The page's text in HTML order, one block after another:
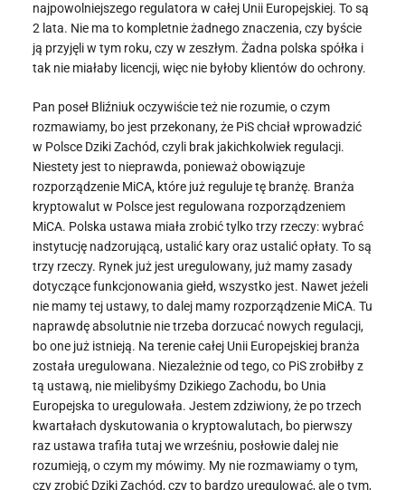
najpowolniejszego regulatora w całej Unii Europejskiej. To są
2 lata. Nie ma to kompletnie żadnego znaczenia, czy byście
ją przyjęli w tym roku, czy w zeszłym. Żadna polska spółka i
tak nie miałaby licencji, więc nie byłoby klientów do ochrony.
Pan poseł Bliźniuk oczywiście też nie rozumie, o czym
rozmawiamy, bo jest przekonany, że PiS chciał wprowadzić
w Polsce Dziki Zachód, czyli brak jakichkolwiek regulacji.
Niestety jest to nieprawda, ponieważ obowiązuje
rozporządzenie MiCA, które już reguluje tę branżę. Branża
kryptowalut w Polsce jest regulowana rozporządzeniem
MiCA. Polska ustawa miała zrobić tylko trzy rzeczy: wybrać
instytucję nadzorującą, ustalić kary oraz ustalić opłaty. To są
trzy rzeczy. Rynek już jest uregulowany, już mamy zasady
dotyczące funkcjonowania giełd, wszystko jest. Nawet jeżeli
nie mamy tej ustawy, to dalej mamy rozporządzenie MiCA. Tu
naprawdę absolutnie nie trzeba dorzucać nowych regulacji,
bo one już istnieją. Na terenie całej Unii Europejskiej branża
została uregulowana. Niezależnie od tego, co PiS zrobiłby z
tą ustawą, nie mielibyśmy Dzikiego Zachodu, bo Unia
Europejska to uregulowała. Jestem zdziwiony, że po trzech
kwartałach dyskutowania o kryptowalutach, bo pierwszy
raz ustawa trafiła tutaj we wrześniu, posłowie dalej nie
rozumieją, o czym my mówimy. My nie rozmawiamy o tym,
czy zrobić Dziki Zachód, czy to bardzo uregulować, ale o tym,